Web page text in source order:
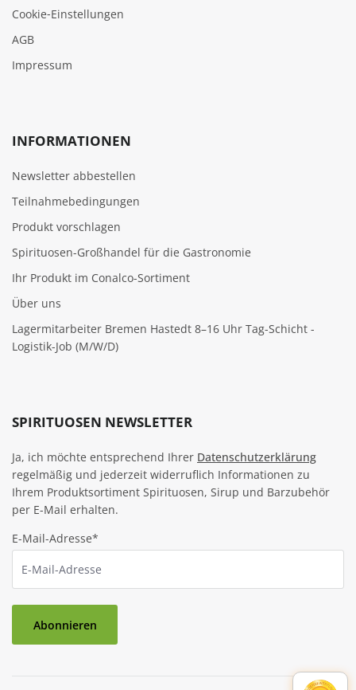
Cookie‑Einstellungen
AGB
Impressum
INFORMATIONEN
Newsletter abbestellen
Teilnahmebedingungen
Produkt vorschlagen
Spirituosen-Großhandel für die Gastronomie
Ihr Produkt im Conalco-Sortiment
Über uns
Lagermitarbeiter Bremen Hastedt 8–16 Uhr Tag-Schicht -
Logistik-Job (M/W/D)
SPIRITUOSEN NEWSLETTER
Ja, ich möchte entsprechend Ihrer Datenschutzerklärung
regelmäßig und jederzeit widerruflich Informationen zu
Ihrem Produktsortiment Spirituosen, Sirup und Barzubehör
per E-Mail erhalten.
E-Mail-Adresse*
Abonnieren